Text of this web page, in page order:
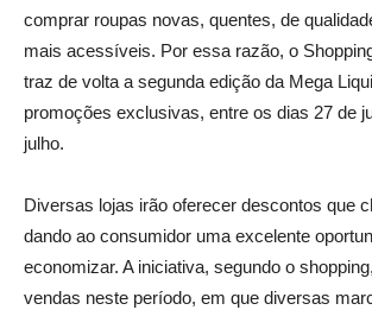
comprar roupas novas, quentes, de
mais acessíveis. Por essa razão, o
traz de volta a segunda edição da Mega
promoções exclusivas, entre os dias 27 de
julho.
Diversas lojas irão oferecer descontos que
dando ao consumidor uma excelente
economizar. A iniciativa, segundo o
vendas neste período, em que diversas